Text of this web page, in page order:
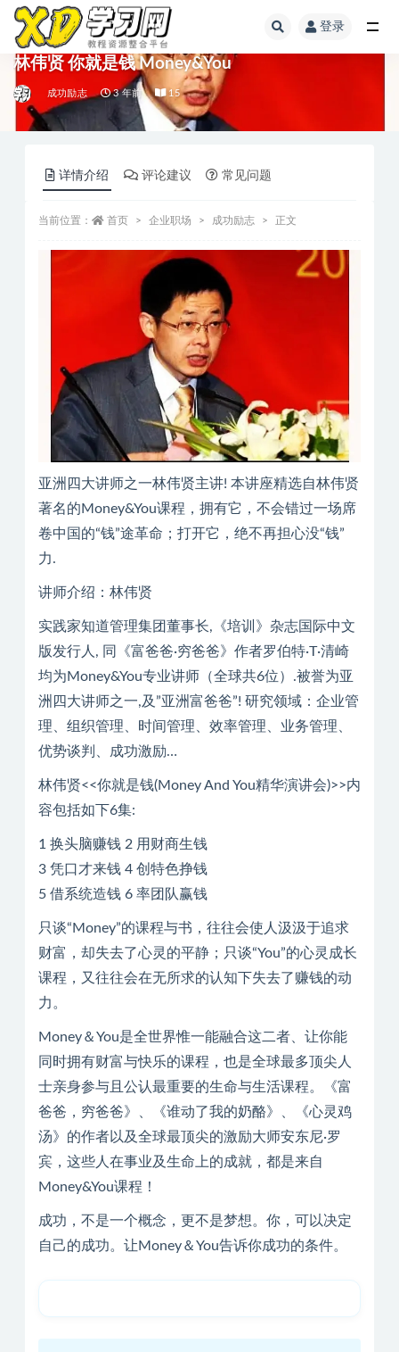
登录
林伟贤 你就是钱 Money&You
成功励志 3 年前 15
详情介绍 评论建议 常见问题
当前位置： 首页 企业职场 成功励志 正文
亚洲四大讲师之一林伟贤主讲! 本讲座精选自林伟贤
著名的Money&You课程，拥有它，不会错过一场席
卷中国的“钱”途革命；打开它，绝不再担心没“钱”
力.
讲师介绍：林伟贤
实践家知道管理集团董事长,《培训》杂志国际中文
版发行人, 同《富爸爸·穷爸爸》作者罗伯特·T·清崎
均为Money&You专业讲师（全球共6位）.被誉为亚
洲四大讲师之一,及”亚洲富爸爸”! 研究领域：企业管
理、组织管理、时间管理、效率管理、业务管理、
优势谈判、成功激励…
林伟贤<<你就是钱(Money And You精华演讲会)>>内
容包括如下6集:
1 换头脑赚钱 2 用财商生钱
3 凭口才来钱 4 创特色挣钱
5 借系统造钱 6 率团队赢钱
只谈“Money”的课程与书，往往会使人汲汲于追求
财富，却失去了心灵的平静；只谈“You”的心灵成长
课程，又往往会在无所求的认知下失去了赚钱的动
力。
Money＆You是全世界惟一能融合这二者、让你能
同时拥有财富与快乐的课程，也是全球最多顶尖人
士亲身参与且公认最重要的生命与生活课程。《富
爸爸，穷爸爸》、《谁动了我的奶酪》、《心灵鸡
汤》的作者以及全球最顶尖的激励大师安东尼·罗
宾，这些人在事业及生命上的成就，都是来自
Money&You课程！
成功，不是一个概念，更不是梦想。你，可以决定
自己的成功。让Money＆You告诉你成功的条件。